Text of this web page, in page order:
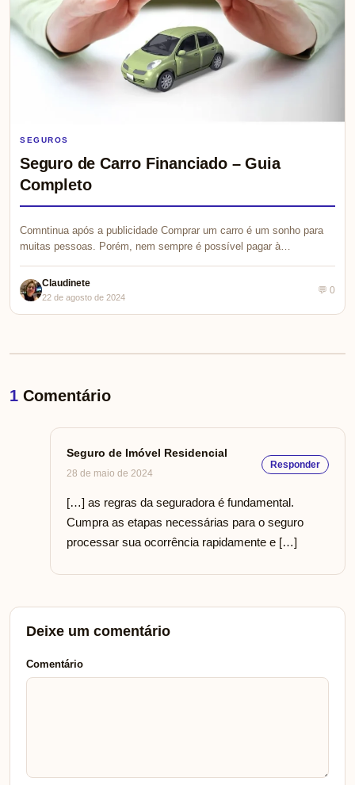
SEGUROS
Seguro de Carro Financiado – Guia
Completo
Comntinua após a publicidade Comprar um carro é um sonho para
muitas pessoas. Porém, nem sempre é possível pagar à…
Claudinete
22 de agosto de 2024
💬 0
1 Comentário
Seguro de Imóvel Residencial
28 de maio de 2024
Responder
[…] as regras da seguradora é fundamental.
Cumpra as etapas necessárias para o seguro
processar sua ocorrência rapidamente e […]
Deixe um comentário
Comentário